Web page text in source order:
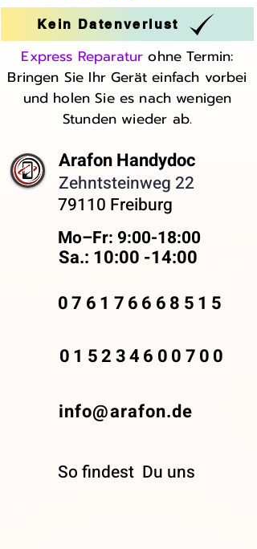
Kein Datenverlust
Express Reparatur ohne Termin:
Bringen Sie Ihr Gerät einfach vorbei
und holen Sie es nach wenigen
Stunden wieder ab.
Arafon Handydoc
Zehntsteinweg 22
79110 Freiburg
Mo–Fr: 9:00-18:00 ​
Sa.: 10:00 -14:00
076176668515
015234600700
info@arafon.de
So findest Du uns